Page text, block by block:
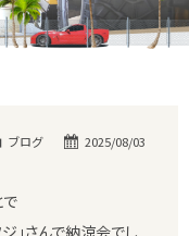
公式ブログ
2025/08/03
ブログ
で
」さんで納涼会でし